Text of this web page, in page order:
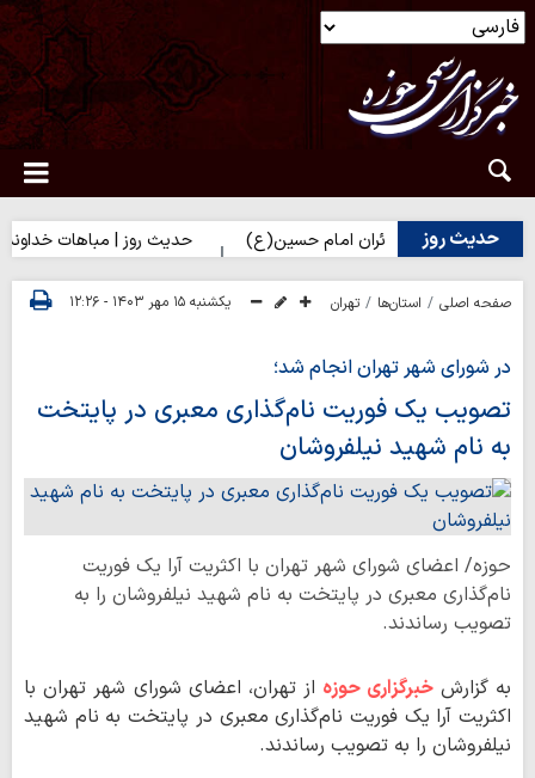
حدیث روز
برای زائران امام حسین(ع) حدیث روز | مباهات خداوند به
صفحه اصلی استان‌ها تهران یکشنبه ۱۵ مهر ۱۴۰۳ - ۱۲:۲۶
در شورای شهر تهران انجام شد؛
تصویب یک فوریت نام‌گذاری معبری در پایتخت
به نام شهید نیلفروشان
حوزه/ اعضای شورای شهر تهران با اکثریت آرا یک فوریت
نام‌گذاری معبری در پایتخت به نام شهید نیلفروشان را به
تصویب رساندند.
به گزارشخبرگزاری حوزه از تهران، اعضای شورای شهر تهران با
اکثریت آرا یک فوریت نام‌گذاری معبری در پایتخت به نام شهید
نیلفروشان را به تصویب رساندند.